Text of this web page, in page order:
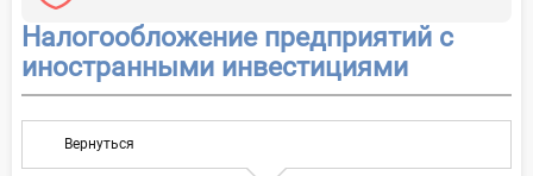
Налогообложение предприятий с
иностранными инвестициями
Вернуться